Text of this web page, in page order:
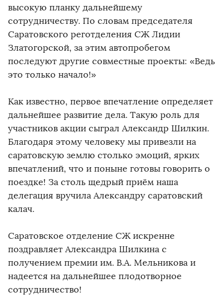
высокую планку дальнейшему
сотрудничеству. По словам председателя
Саратовского реготделения СЖ Лидии
Златогорской, за этим автопробегом
последуют другие совместные проекты: «Ведь
это только начало!»
Как известно, первое впечатление определяет
дальнейшее развитие дела. Такую роль для
участников акции сыграл Александр Шилкин.
Благодаря этому человеку мы привезли на
саратовскую землю столько эмоций, ярких
впечатлений, что и поныне готовы говорить о
поездке! За столь щедрый приём наша
делегация вручила Александру саратовский
калач.
Саратовское отделение СЖ искренне
поздравляет Александра Шилкина с
получением премии им. В.А. Мельникова и
надеется на дальнейшее плодотворное
сотрудничество!